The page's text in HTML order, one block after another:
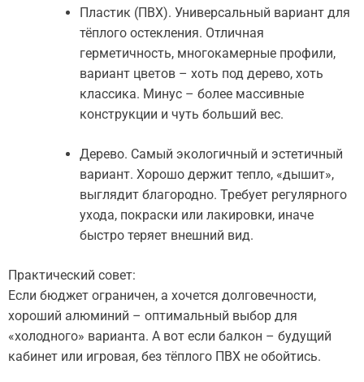
Пластик (ПВХ). Универсальный вариант для
тёплого остекления. Отличная
герметичность, многокамерные профили,
вариант цветов – хоть под дерево, хоть
классика. Минус – более массивные
конструкции и чуть больший вес.
Дерево. Самый экологичный и эстетичный
вариант. Хорошо держит тепло, «дышит»,
выглядит благородно. Требует регулярного
ухода, покраски или лакировки, иначе
быстро теряет внешний вид.
Практический совет:
Если бюджет ограничен, а хочется долговечности,
хороший алюминий – оптимальный выбор для
«холодного» варианта. А вот если балкон – будущий
кабинет или игровая, без тёплого ПВХ не обойтись.